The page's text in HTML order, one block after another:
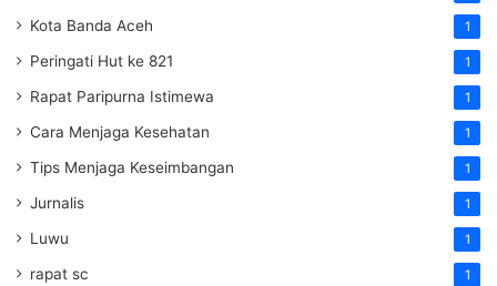
Kota Banda Aceh 1
Peringati Hut ke 821 1
Rapat Paripurna Istimewa 1
Cara Menjaga Kesehatan 1
Tips Menjaga Keseimbangan 1
Jurnalis 1
Luwu 1
rapat sc 1